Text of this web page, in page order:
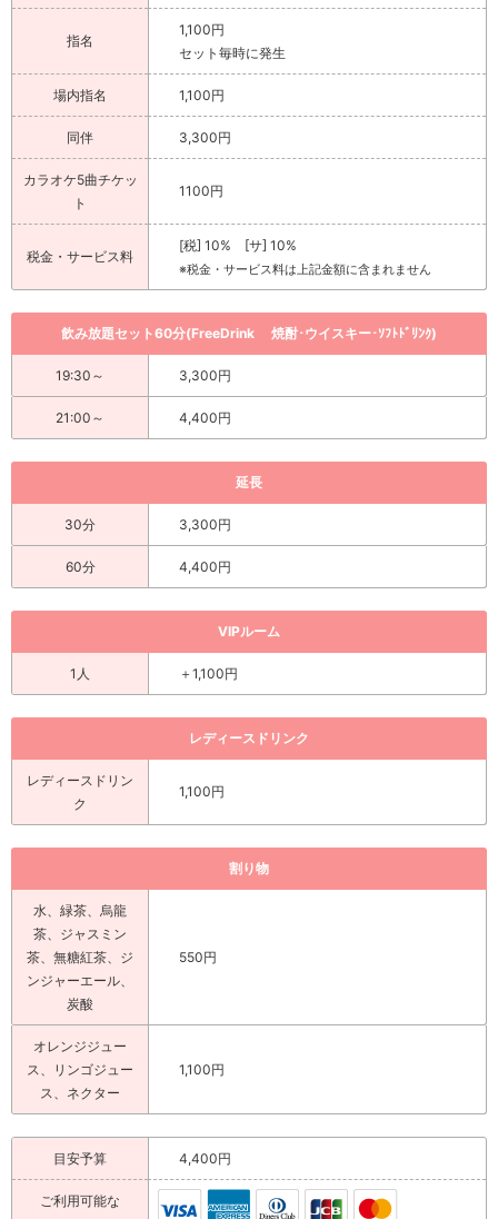
指名
1,100円
セット毎時に発生
場内指名 1,100円
同伴 3,300円
カラオケ5曲チケッ
ト
1100円
税金・サービス料
[税] 10% [サ] 10%
※税金・サービス料は上記金額に含まれません
飲み放題セット60分(FreeDrink 焼酎･ウイスキー･ｿﾌﾄﾄﾞﾘﾝｸ)
19:30～ 3,300円
21:00～ 4,400円
延長
30分 3,300円
60分 4,400円
VIPルーム
1人 ＋1,100円
レディースドリンク
レディースドリン
ク
1,100円
割り物
水、緑茶、烏龍
茶、ジャスミン
茶、無糖紅茶、ジ
ンジャーエール、
炭酸
550円
オレンジジュー
ス、リンゴジュー
ス、ネクター
1,100円
目安予算 4,400円
ご利用可能な